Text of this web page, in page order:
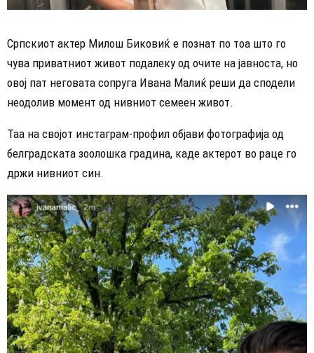
Српскиот актер Милош Биковиќ е познат по тоа што го
чува приватниот живот подалеку од очите на јавноста, но
овој пат неговата сопруга Ивана Малиќ реши да сподели
неодолив момент од нивниот семеен живот.
Таа на својот инстаграм-профил објави фотографија од
белградската зоолошка градина, каде актерот во раце го
држи нивниот син.